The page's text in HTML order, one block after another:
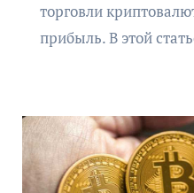
торговли
прибыль. В этой